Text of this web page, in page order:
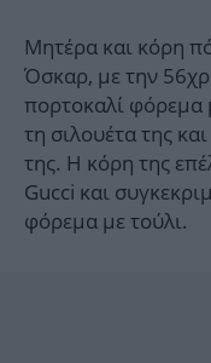
Μητέρα και κόρη
Όσκαρ, με την
πορτοκαλί φόρεμα
τη σιλουέτα της
της. Η κόρη της
Gucci και
φόρεμα με τούλι.